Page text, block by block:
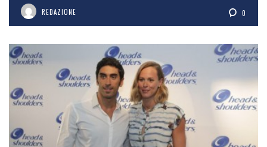
REDAZIONE 0